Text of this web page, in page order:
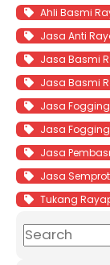
Ahli Basmi
Jasa Anti
Jasa Basmi
Jasa Basmi
Jasa
Jasa
Jasa
Jasa
Tukang